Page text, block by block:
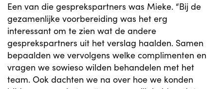
Een van die gesprekspartners was Mieke. “Bij de
gezamenlijke voorbereiding was het erg
interessant om te zien wat de andere
gesprekspartners uit het verslag haalden. Samen
bepaalden we vervolgens welke complimenten en
vragen we sowieso wilden behandelen met het
team. Ook dachten we na over hoe we konden